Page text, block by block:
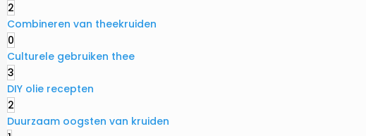
2
Combineren van theekruiden
0
Culturele gebruiken thee
3
DIY olie recepten
2
Duurzaam oogsten van kruiden